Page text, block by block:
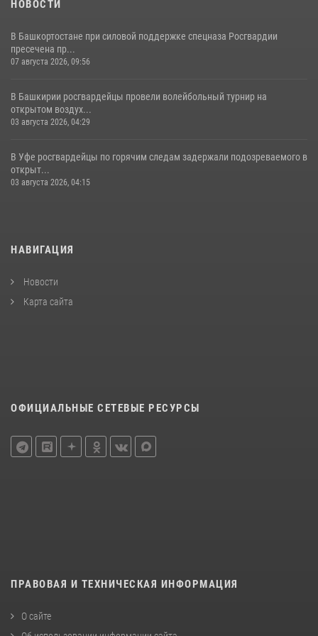
НОВОСТИ
В Башкортостане при силовой поддержке спецназа Росгвардии
пресечена пр...
07 августа 2026, 09:56
В Башкирии росгвардейцы провели волейбольный турнир на
открытом воздух...
03 августа 2026, 04:29
В Уфе росгвардейцы по горячим следам задержали подозреваемого в
открыт...
03 августа 2026, 04:15
НАВИГАЦИЯ
Новости
Карта сайта
ОФИЦИАЛЬНЫЕ СЕТЕВЫЕ РЕСУРСЫ
ПРАВОВАЯ И ТЕХНИЧЕСКАЯ ИНФОРМАЦИЯ
О сайте